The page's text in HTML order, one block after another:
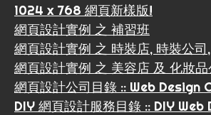
1024 x 768 網頁新樣版!
網頁設計實例 之 補習班
網頁設計實例 之 時裝店, 時裝公
網頁設計實例 之 美容店 及 化妝品
網頁設計公司目錄 :: Web Design
DIY 網頁設計服務目錄 :: DIY Web